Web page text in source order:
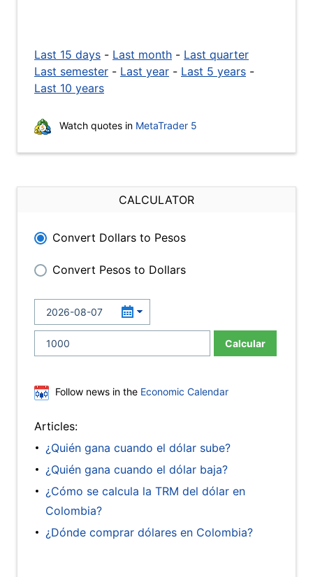
Last 15 days - Last month - Last quarter
Last semester - Last year - Last 5 years -
Last 10 years
Watch quotes in MetaTrader 5
CALCULATOR
Convert Dollars to Pesos
Convert Pesos to Dollars
Calcular
Follow news in the Economic Calendar
Articles:
¿Quién gana cuando el dólar sube?
¿Quién gana cuando el dólar baja?
¿Cómo se calcula la TRM del dólar en
Colombia?
¿Dónde comprar dólares en Colombia?